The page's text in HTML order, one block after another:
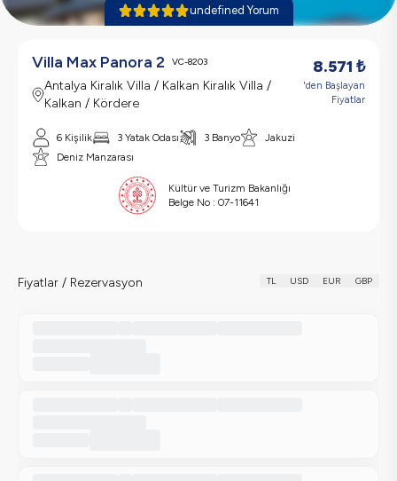
undefined Yorum
Villa Max Panora 2 VC-8203
Antalya Kiralık Villa / Kalkan Kiralık Villa /
Kalkan / Kördere
8.571 ₺
'den Başlayan
Fiyatlar
6 Kişilik 3 Yatak Odası 3 Banyo
Jakuzi
Deniz Manzarası
Kültür ve Turizm Bakanlığı
Belge No : 07-11641
Fiyatlar / Rezervasyon TL USD EUR GBP